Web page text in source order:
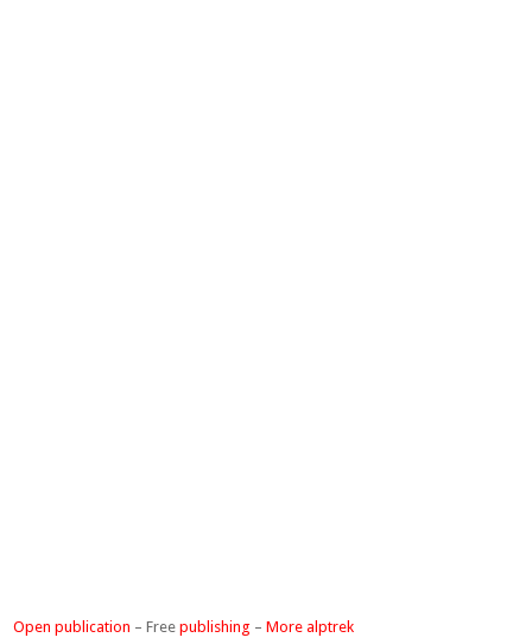
Open publication – Freepublishing –More alptrek